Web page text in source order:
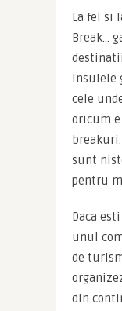
La fel si
Break…
insulele
cele
oricum e
sunt
pentru
Daca
unul
de
din